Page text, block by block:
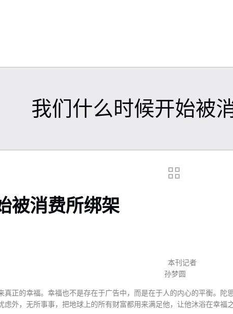
我们什么时候开始被
被消费所绑架
本刊记者
孙梦圆
正的幸福。幸福也不是存在于广告中，而是在于人的内心的平衡。
外，无所事事，把地球上的所有财富都用来满足他，让他沐浴在幸